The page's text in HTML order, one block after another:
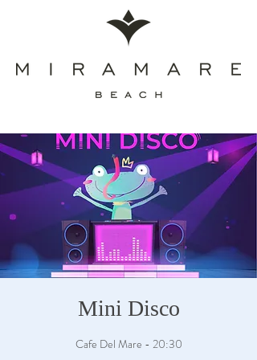
Mini Disco
Cafe Del Mare - 20:30